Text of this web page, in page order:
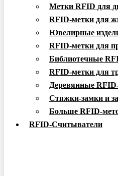
Метки RFID для
RFID-метки для
Ювелирные
RFID-метки для
Библиотечные
RFID-метки для
Деревянные
Стяжки-замки и
Больше RFID-
RFID-Считыватели